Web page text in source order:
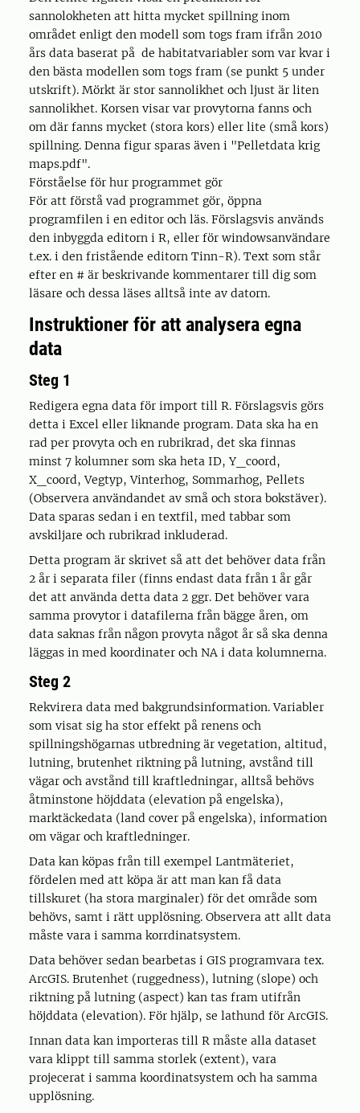
sannolokheten att hitta mycket spillning inom
området enligt den modell som togs fram ifrån 2010
års data baserat på de habitatvariabler som var kvar i
den bästa modellen som togs fram (se punkt 5 under
utskrift). Mörkt är stor sannolikhet och ljust är liten
sannolikhet. Korsen visar var provytorna fanns och
om där fanns mycket (stora kors) eller lite (små kors)
spillning. Denna figur sparas även i "Pelletdata krig
maps.pdf".
Förståelse för hur programmet gör
För att förstå vad programmet gör, öppna
programfilen i en editor och läs. Förslagsvis används
den inbyggda editorn i R, eller för windowsanvändare
t.ex. i den fristående editorn Tinn-R). Text som står
efter en # är beskrivande kommentarer till dig som
läsare och dessa läses alltså inte av datorn.
Instruktioner för att analysera egna
data
Steg 1
Redigera egna data för import till R. Förslagsvis görs
detta i Excel eller liknande program. Data ska ha en
rad per provyta och en rubrikrad, det ska finnas
minst 7 kolumner som ska heta ID, Y_coord,
X_coord, Vegtyp, Vinterhog, Sommarhog, Pellets
(Observera användandet av små och stora bokstäver).
Data sparas sedan i en textfil, med tabbar som
avskiljare och rubrikrad inkluderad.
Detta program är skrivet så att det behöver data från
2 år i separata filer (finns endast data från 1 år går
det att använda detta data 2 ggr. Det behöver vara
samma provytor i datafilerna från bägge åren, om
data saknas från någon provyta något år så ska denna
läggas in med koordinater och NA i data kolumnerna.
Steg 2
Rekvirera data med bakgrundsinformation. Variabler
som visat sig ha stor effekt på renens och
spillningshögarnas utbredning är vegetation, altitud,
lutning, brutenhet riktning på lutning, avstånd till
vägar och avstånd till kraftledningar, alltså behövs
åtminstone höjddata (elevation på engelska),
marktäckedata (land cover på engelska), information
om vägar och kraftledninger.
Data kan köpas från till exempel Lantmäteriet,
fördelen med att köpa är att man kan få data
tillskuret (ha stora marginaler) för det område som
behövs, samt i rätt upplösning. Observera att allt data
måste vara i samma korrdinatsystem.
Data behöver sedan bearbetas i GIS programvara tex.
ArcGIS. Brutenhet (ruggedness), lutning (slope) och
riktning på lutning (aspect) kan tas fram utifrån
höjddata (elevation). För hjälp, se lathund för ArcGIS.
Innan data kan importeras till R måste alla dataset
vara klippt till samma storlek (extent), vara
projecerat i samma koordinatsystem och ha samma
upplösning.